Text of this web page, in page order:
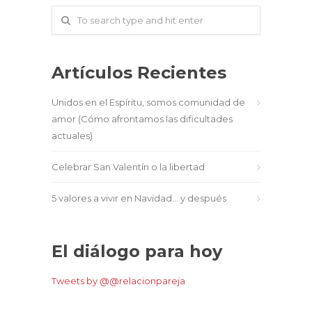
Artículos Recientes
Unidos en el Espíritu, somos comunidad de
amor (Cómo afrontamos las dificultades
actuales)
Celebrar San Valentín o la libertad
5 valores a vivir en Navidad… y después
El diálogo para hoy
Tweets by @@relacionpareja